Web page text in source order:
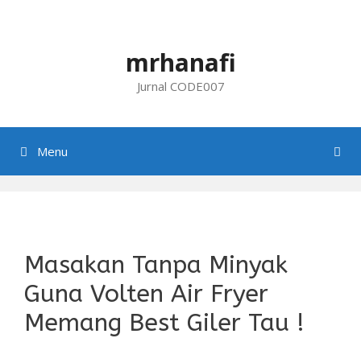
mrhanafi
Jurnal CODE007
Menu
Masakan Tanpa Minyak
Guna Volten Air Fryer
Memang Best Giler Tau !